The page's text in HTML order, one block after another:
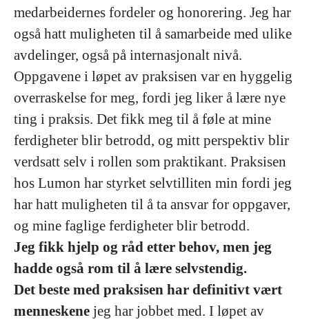
medarbeidernes fordeler og honorering. Jeg har
også hatt muligheten til å samarbeide med ulike
avdelinger, også på internasjonalt nivå.
Oppgavene i løpet av praksisen var en hyggelig
overraskelse for meg, fordi jeg liker å lære nye
ting i praksis. Det fikk meg til å føle at mine
ferdigheter blir betrodd, og mitt perspektiv blir
verdsatt selv i rollen som praktikant. Praksisen
hos Lumon har styrket selvtilliten min fordi jeg
har hatt muligheten til å ta ansvar for oppgaver,
og mine faglige ferdigheter blir betrodd.
Jeg fikk hjelp og råd etter behov, men jeg
hadde også rom til å lære selvstendig.
Det beste med praksisen har definitivt vært
menneskene jeg har jobbet med. I løpet av